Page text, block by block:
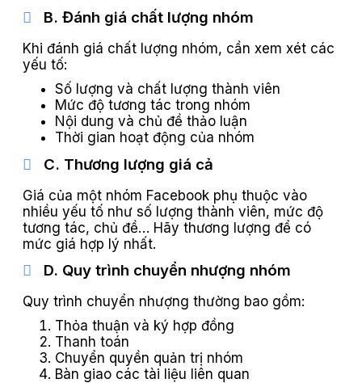
B. Đánh giá chất lượng nhóm
Khi đánh giá chất lượng nhóm, cần xem xét các
yếu tố:
Số lượng và chất lượng thành viên
Mức độ tương tác trong nhóm
Nội dung và chủ đề thảo luận
Thời gian hoạt động của nhóm
C. Thương lượng giá cả
Giá của một nhóm Facebook phụ thuộc vào
nhiều yếu tố như số lượng thành viên, mức độ
tương tác, chủ đề… Hãy thương lượng để có
mức giá hợp lý nhất.
D. Quy trình chuyển nhượng nhóm
Quy trình chuyển nhượng thường bao gồm:
Thỏa thuận và ký hợp đồng
Thanh toán
Chuyển quyền quản trị nhóm
Bàn giao các tài liệu liên quan